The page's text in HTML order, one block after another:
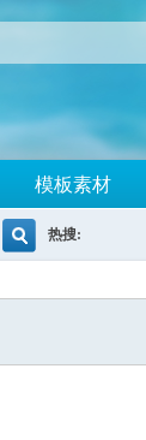
模板素材
热搜: